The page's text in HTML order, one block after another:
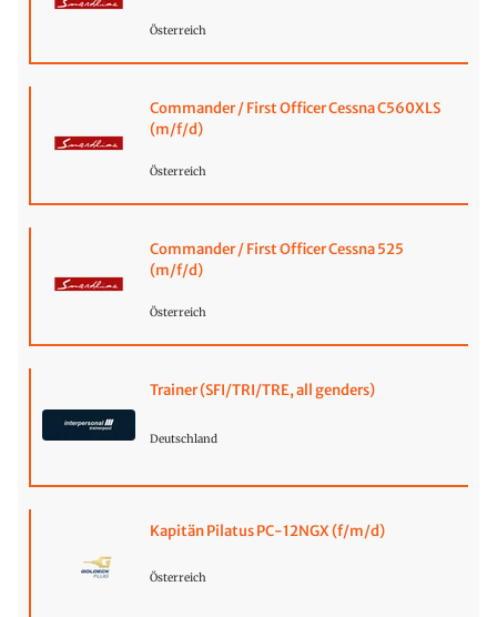
Österreich
Commander / First Officer Cessna C560XLS
(m/f/d)
Österreich
Commander / First Officer Cessna 525
(m/f/d)
Österreich
Trainer (SFI/TRI/TRE, all genders)
Deutschland
Kapitän Pilatus PC-12NGX (f/m/d)
Österreich